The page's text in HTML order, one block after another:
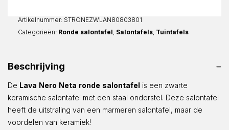
aantal
Artikelnummer: STRONEZWLAN80803801
Categorieën: Ronde salontafel Salontafels Tuintafels
Beschrijving
De Lava Nero Neta ronde salontafel is een zwarte
keramische salontafel met een staal onderstel. Deze salontafel
heeft de uitstraling van een marmeren salontafel, maar de
voordelen van keramiek!